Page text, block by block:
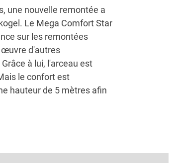
une nouvelle remontée a
Le Mega Comfort Star
sur les remontées
œuvre d'autres
à lui, l'arceau est
le confort est
hauteur de 5 mètres afin